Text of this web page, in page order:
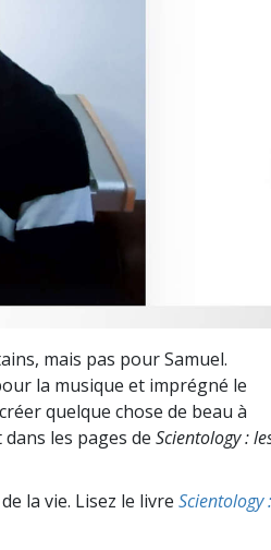
mais pas pour Samuel.
la musique et imprégné le
quelque chose de beau à
les pages de Scientology :
la vie. Lisez le livre Scientology :